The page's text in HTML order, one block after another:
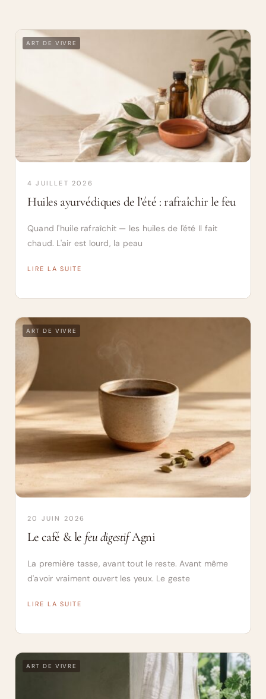
ART DE VIVRE
4 JUILLET 2026
Huiles ayurvédiques de l’été : rafraîchir le feu
Quand l'huile rafraîchit — les huiles de l'été Il fait
chaud. L'air est lourd, la peau
LIRE LA SUITE
ART DE VIVRE
20 JUIN 2026
Le café & le feu digestifAgni
La première tasse, avant tout le reste. Avant même
d'avoir vraiment ouvert les yeux. Le geste
LIRE LA SUITE
ART DE VIVRE